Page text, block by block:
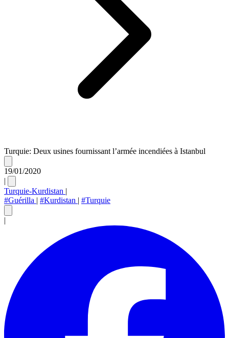
Turquie: Deux usines fournissant l’armée incendiées à Istanbul
19/01/2020
|
Turquie-Kurdistan |
#Guérilla | #Kurdistan | #Turquie
|